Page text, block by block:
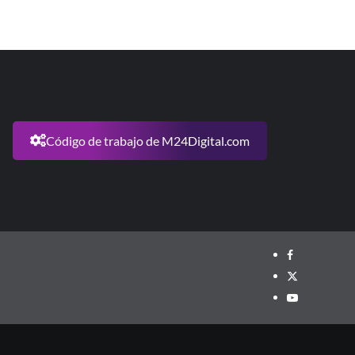
Código de trabajo de M24Digital.com